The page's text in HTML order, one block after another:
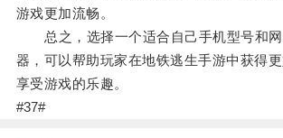
游戏更加流畅。
总之，选择一个适合自己手机型号和网
器，可以帮助玩家在地铁逃生手游中获得更
享受游戏的乐趣。
#37#